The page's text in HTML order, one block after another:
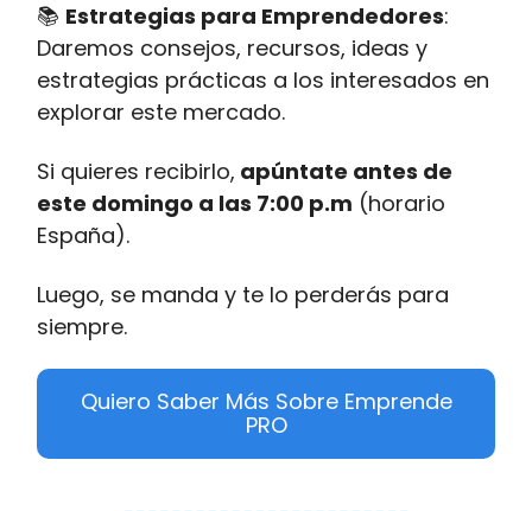
📚 Estrategias para Emprendedores:
Daremos consejos, recursos, ideas y
estrategias prácticas a los interesados en
explorar este mercado.
Si quieres recibirlo, apúntate antes de
este domingo a las 7:00 p.m (horario
España).
Luego, se manda y te lo perderás para
siempre.
Quiero Saber Más Sobre Emprende
PRO